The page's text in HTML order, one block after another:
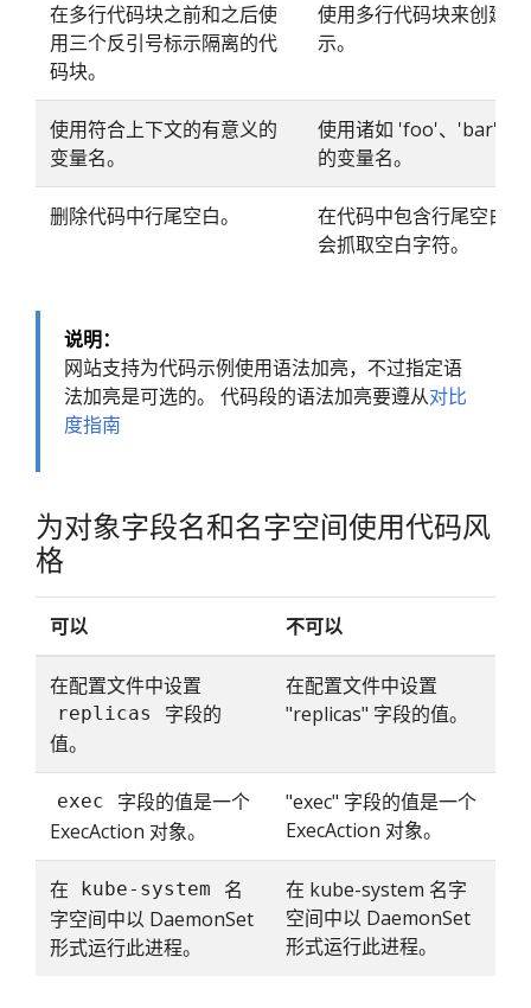
在多行代码块之前和之后使
用三个反引号标示隔离的代
码块。
使用多行代码块来创建
示。
使用符合上下文的有意义的
变量名。
使用诸如 'foo'、'bar' 和
的变量名。
删除代码中行尾空白。
在代码中包含行尾空白
会抓取空白字符。
说明：
网站支持为代码示例使用语法加亮，不过指定语
法加亮是可选的。 代码段的语法加亮要遵从对比
度指南
为对象字段名和名字空间使用代码风
格
可以 不可以
在配置文件中设置
replicas
字段的
值。
在配置文件中设置
"replicas" 字段的值。
exec
字段的值是一个
ExecAction 对象。
"exec" 字段的值是一个
ExecAction 对象。
在 kube-system
名
字空间中以 DaemonSet
形式运行此进程。
在 kube-system 名字
空间中以 DaemonSet
形式运行此进程。